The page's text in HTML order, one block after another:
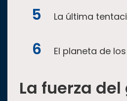
La última
El planeta de
La fuerza